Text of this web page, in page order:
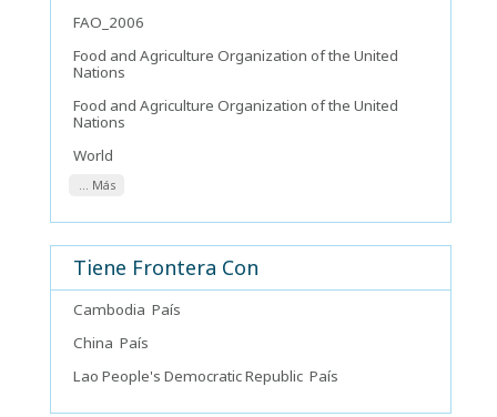
FAO_2006
Food and Agriculture Organization of the United
Nations
Food and Agriculture Organization of the United
Nations
World
... Más
Tiene Frontera Con
Cambodia País
China País
Lao People's Democratic Republic País